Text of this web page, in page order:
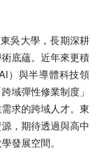
吳大學，長期深耕
底蘊。近年來更積
）與半導體科技領
域彈性修業制度」
求的跨域人才。東
，期待透過與高中
發展空間。